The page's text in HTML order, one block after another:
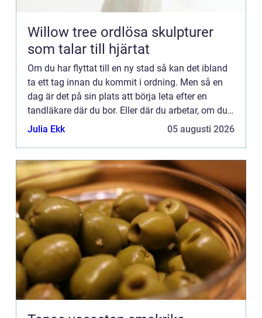
Willow tree ordlösa skulpturer
som talar till hjärtat
Om du har flyttat till en ny stad så kan det ibland
ta ett tag innan du kommit i ordning. Men så en
dag är det på sin plats att börja leta efter en
tandläkare där du bor. Eller där du arbetar, om du
föredrar det. Bor du i Sollentuna så kan du enkelt
Julia Ekk 05 augusti 2026